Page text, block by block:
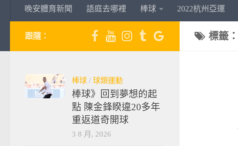
晚安體育新聞 語庭去哪裡 棒球 2022杭州亞運
標籤：
跟隨：
棒球 / 球類運動
棒球》回到夢想的起
點 陳金鋒睽違20多年
重返道奇開球
3 8 月, 2026